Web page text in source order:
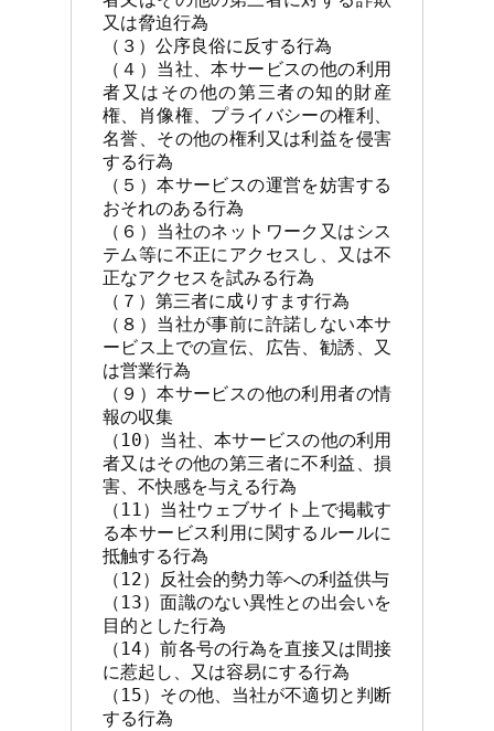
又は脅迫行為
（３）公序良俗に反する行為
（４）当社、本サービスの他の利用
者又はその他の第三者の知的財産
権、肖像権、プライバシーの権利、
名誉、その他の権利又は利益を侵害
する行為
（５）本サービスの運営を妨害する
おそれのある行為
（６）当社のネットワーク又はシス
テム等に不正にアクセスし、又は不
正なアクセスを試みる行為
（７）第三者に成りすます行為
（８）当社が事前に許諾しない本サ
ービス上での宣伝、広告、勧誘、又
は営業行為
（９）本サービスの他の利用者の情
報の収集
（10）当社、本サービスの他の利用
者又はその他の第三者に不利益、損
害、不快感を与える行為
（11）当社ウェブサイト上で掲載す
る本サービス利用に関するルールに
抵触する行為
（12）反社会的勢力等への利益供与
（13）面識のない異性との出会いを
目的とした行為
（14）前各号の行為を直接又は間接
に惹起し、又は容易にする行為
（15）その他、当社が不適切と判断
する行為